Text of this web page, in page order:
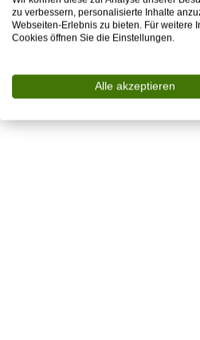
zu verbessern, personalisierte Inhalte
Webseiten-Erlebnis zu bieten. Für weitere
Cookies öffnen Sie die Einstellungen.
Alle akzeptieren